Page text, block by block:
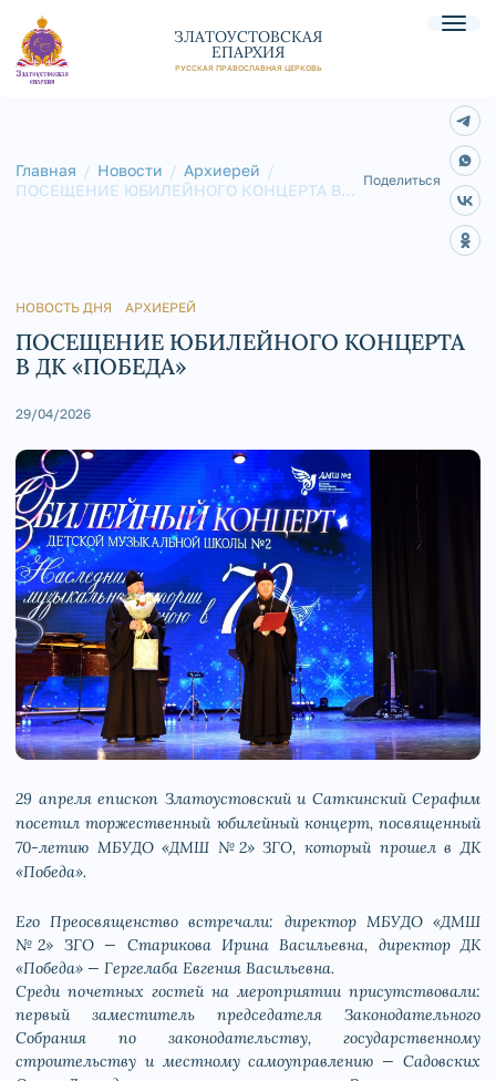
ЗЛАТОУСТОВСКАЯ
ЕПАРХИЯ
РУССКАЯ ПРАВОСЛАВНАЯ ЦЕРКОВЬ
Главная Новости
Архиерей
ПОСЕЩЕНИЕ ЮБИЛЕЙНОГО КОНЦЕРТА В
Поделиться
НОВОСТЬ ДНЯ АРХИЕРЕЙ
ПОСЕЩЕНИЕ ЮБИЛЕЙНОГО КОНЦЕРТА
В ДК «ПОБЕДА»
29/04/2026
29 апреля епископ Златоустовский и Саткинский Серафим
посетил торжественный юбилейный концерт, посвященный
70-летию МБУДО «ДМШ №2» ЗГО, который прошел в ДК
«Победа».
Его Преосвященство встречали: директор МБУДО «ДМШ
№2» ЗГО — Старикова Ирина Васильевна, директор ДК
«Победа» — Гергелаба Евгения Васильевна.
Среди почетных гостей на мероприятии присутствовали:
первый заместитель председателя Законодательного
Собрания по законодательству, государственному
строительству и местному самоуправлению — Садовских